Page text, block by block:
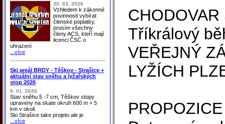
30. 03. 2026
Vzhledem k zákonné
povinnosti vybírat
členské poplatky,
prosím všechny
členy ACS, kteří mají
licenci ČSC o
uhrazení
...více
Ski areál BRDY - Těškov - Strašice +
aktuální stav sněhu a lyžařských
stop 2026
9. 01. 2026
Stav sněhu 5 -7 cm, Těškov stopy
upraveny na skate okruh 600 m + 5
km v okolí
Ski Strašice take projeto ale je
...více
Tříkrálový
VEŘEJNÝ
LYŽÍCH
PROPOZICE